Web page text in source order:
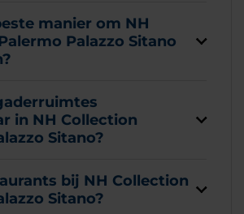
manier om NH
Palazzo Sitano
in NH Collection
Sitano?
bij NH Collection
Sitano?